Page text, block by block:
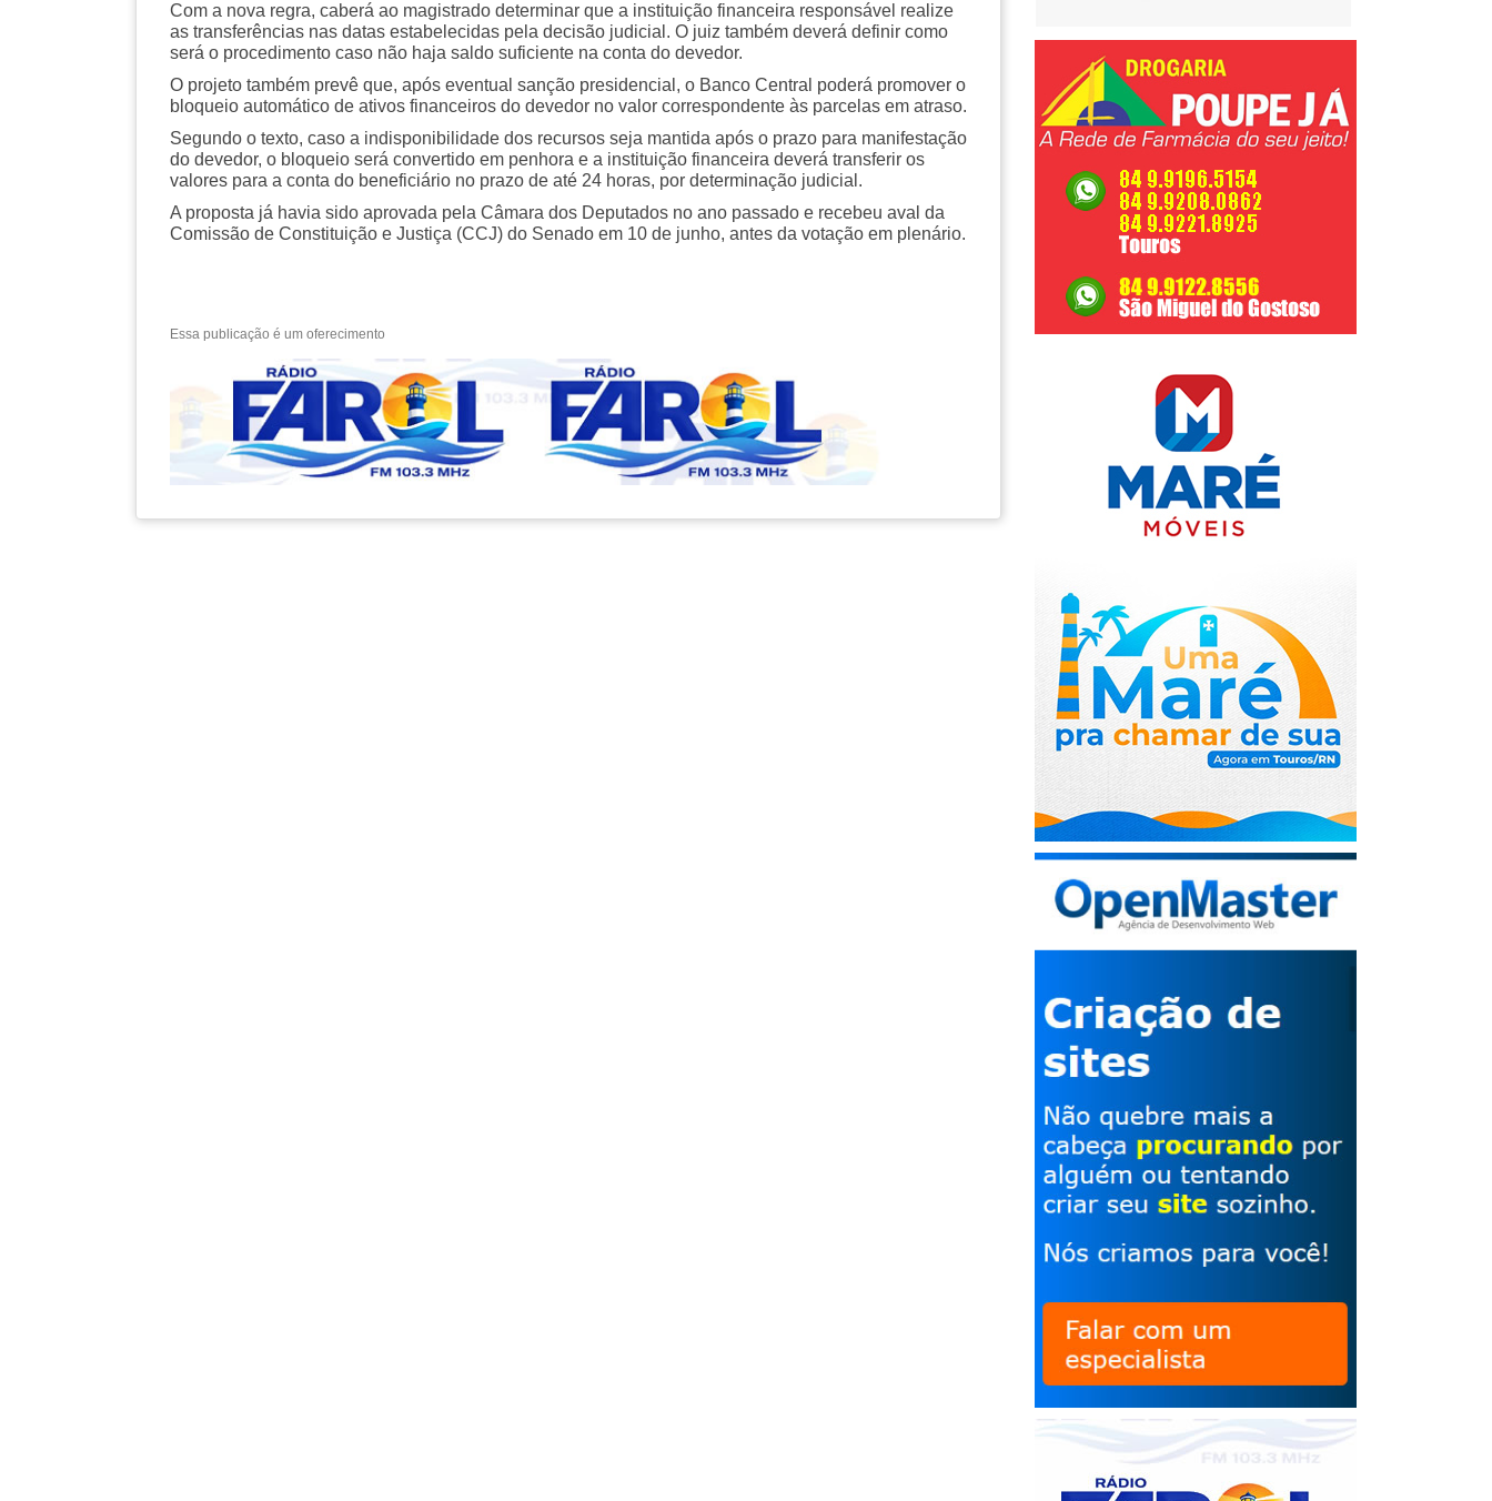
Com a nova regra, caberá ao magistrado determinar que a instituição financeira responsável realize
as transferências nas datas estabelecidas pela decisão judicial. O juiz também deverá definir como
será o procedimento caso não haja saldo suficiente na conta do devedor.
O projeto também prevê que, após eventual sanção presidencial, o Banco Central poderá promover o
bloqueio automático de ativos financeiros do devedor no valor correspondente às parcelas em atraso.
Segundo o texto, caso a indisponibilidade dos recursos seja mantida após o prazo para manifestação
do devedor, o bloqueio será convertido em penhora e a instituição financeira deverá transferir os
valores para a conta do beneficiário no prazo de até 24 horas, por determinação judicial.
A proposta já havia sido aprovada pela Câmara dos Deputados no ano passado e recebeu aval da
Comissão de Constituição e Justiça (CCJ) do Senado em 10 de junho, antes da votação em plenário.
Essa publicação é um oferecimento